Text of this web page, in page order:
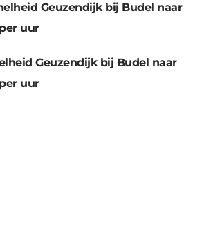
Geuzendijk bij Budel naar
uur
Geuzendijk bij Budel naar
uur